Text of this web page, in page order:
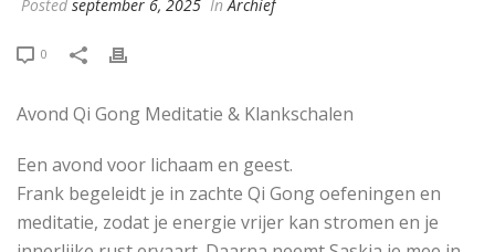
Posted september 6, 2025 InArchief
0
Avond Qi Gong Meditatie & Klankschalen
Een avond voor lichaam en geest.
Frank begeleidt je in zachte Qi Gong oefeningen en
meditatie, zodat je energie vrijer kan stromen en je